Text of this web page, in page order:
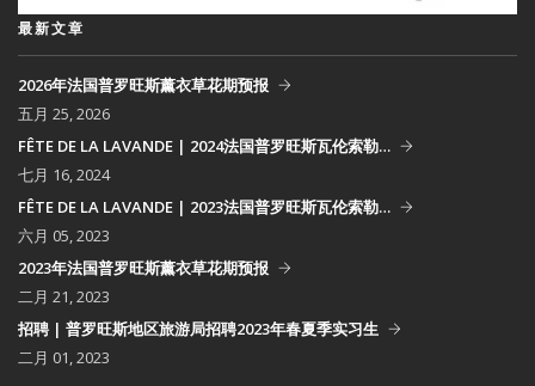
最新文章
2026年法国普罗旺斯薰衣草花期预报
五月 25, 2026
FÊTE DE LA LAVANDE | 2024法国普罗旺斯瓦伦索勒…
七月 16, 2024
FÊTE DE LA LAVANDE | 2023法国普罗旺斯瓦伦索勒…
六月 05, 2023
2023年法国普罗旺斯薰衣草花期预报
二月 21, 2023
招聘 | 普罗旺斯地区旅游局招聘2023年春夏季实习生
二月 01, 2023